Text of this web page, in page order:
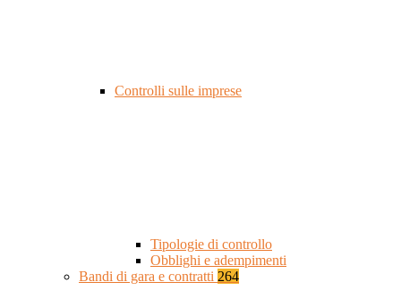
Controlli sulle imprese
Tipologie di controllo
Obblighi e adempimenti
Bandi di gara e contratti 264